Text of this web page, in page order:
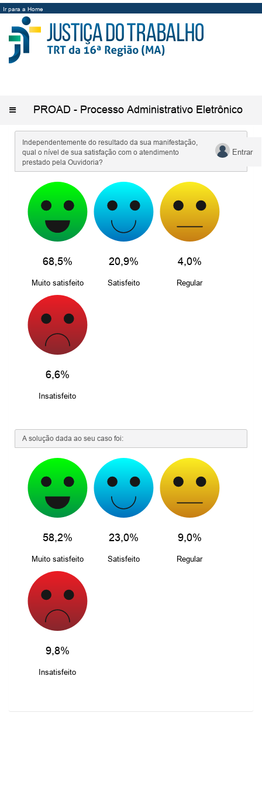
Ir para a Home
AlternarPROAD - Processo Administrativo Eletrônico
Entrar
Estatísticas da Pesquisa de Satisfação
Independentemente do resultado da sua manifestação,
qual o nível de sua satisfação com o atendimento
prestado pela Ouvidoria?
68,5%
Muito satisfeito
20,9%
Satisfeito
4,0%
Regular
6,6%
Insatisfeito
A solução dada ao seu caso foi:
58,2%
Muito satisfeito
23,0%
Satisfeito
9,0%
Regular
9,8%
Insatisfeito